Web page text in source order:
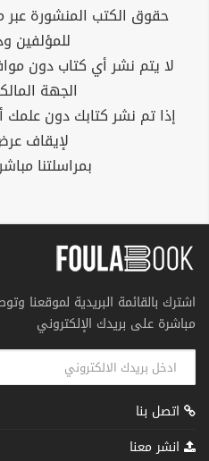
حقوق الكتب المنشورة
للمؤلفين
لا يتم نشر أي كتاب دون
الجهة
إذا تم نشر كتابك دون علمك
لإيقاف
بمراسلتنا
اشترك بالقائمة البريدية لموقعنا
مباشرة على بريدك الإلكتروني
اتصل بنا
انشر معنا